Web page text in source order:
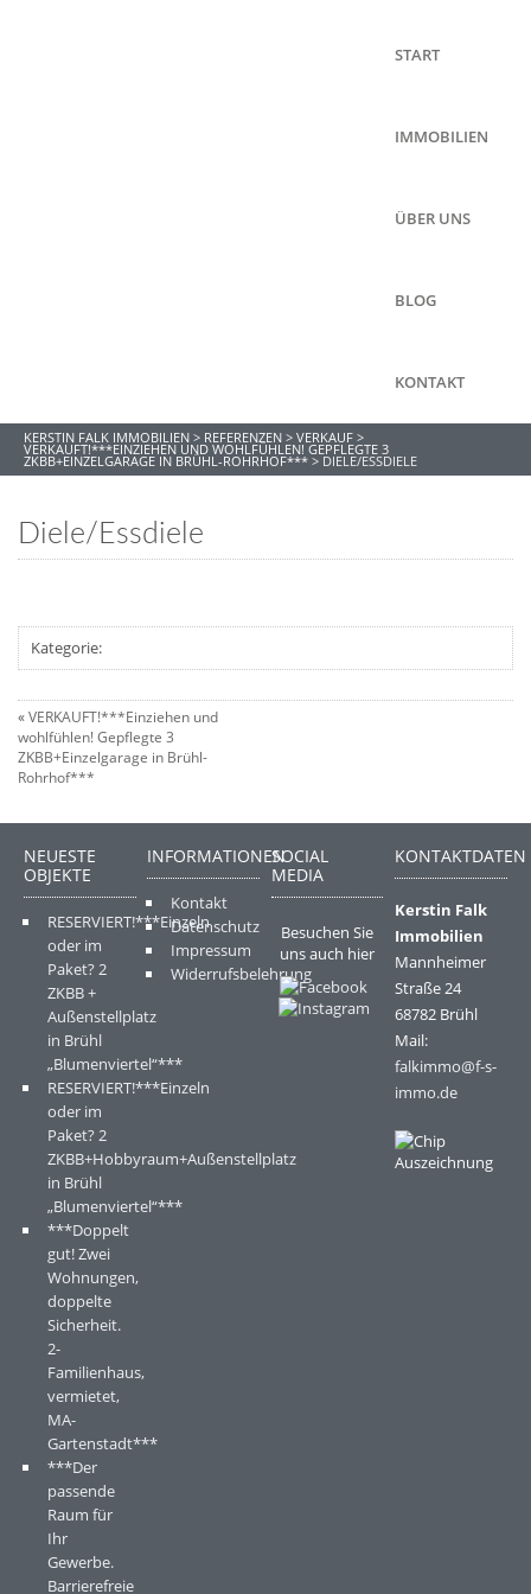
START
IMMOBILIEN
ÜBER UNS
BLOG
KONTAKT
KERSTIN FALK IMMOBILIEN > REFERENZEN > VERKAUF >
VERKAUFT!***EINZIEHEN UND WOHLFÜHLEN! GEPFLEGTE 3
ZKBB+EINZELGARAGE IN BRÜHL-ROHRHOF*** > DIELE/ESSDIELE
Diele/Essdiele
Kategorie:
«VERKAUFT!***Einziehen und
wohlfühlen! Gepflegte 3
ZKBB+Einzelgarage in Brühl-
Rohrhof***
NEUESTE
OBJEKTE
RESERVIERT!***Einzeln
oder im
Paket? 2
ZKBB +
Außenstellplatz
in Brühl
„Blumenviertel“***
RESERVIERT!***Einzeln
oder im
Paket? 2
ZKBB+Hobbyraum+Außenstellplatz
in Brühl
„Blumenviertel“***
***Doppelt
gut! Zwei
Wohnungen,
doppelte
Sicherheit.
2-
Familienhaus,
vermietet,
MA-
Gartenstadt***
***Der
passende
Raum für
Ihr
Gewerbe.
Barrierefreie
INFORMATIONEN
Kontakt
Datenschutz
Impressum
Widerrufsbelehrung
SOCIAL
MEDIA
Besuchen Sie
uns auch hier
KONTAKTDATEN
Kerstin Falk
Immobilien
Mannheimer
Straße 24
68782 Brühl
Mail:
falkimmo@f-s-
immo.de